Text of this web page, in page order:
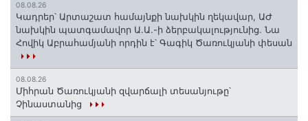
08.08.26
Կադրեր՝ Արտաշատ համայնքի նախկին ղեկավար, ԱԺ
նախկին պատգամավոր Ա.Ա.-ի ձերբակալությունից. Նա
Հովիկ Աբրահամյանի որդին է՝ Գագիկ Ծառուկյանի փեսան
08.08.26
Միհրան Ծառուկյանի զվարճալի տեսանյութը՝
Չինաստանից